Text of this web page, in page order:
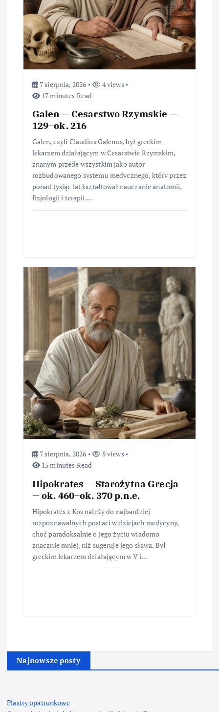
p
s
7 sierpnia, 2026
4 views
17 minutes Read
Galen — Cesarstwo Rzymskie —
129–ok. 216
Galen, czyli Claudius Galenus, był greckim
lekarzem działającym w Cesarstwie Rzymskim,
znanym przede wszystkim jako autor
rozbudowanego systemu medycznego, który przez
ponad tysiąc lat kształtował nauczanie anatomii,
fizjologii i terapii.…
7 sierpnia, 2026
8 views
15 minutes Read
Hipokrates — Starożytna Grecja
— ok. 460–ok. 370 p.n.e.
Hipokrates z Kos należy do najbardziej
rozpoznawalnych postaci w dziejach medycyny,
choć paradoksalnie o jego życiu wiadomo
znacznie mniej, niż sugeruje jego sława. Był
greckim lekarzem działającym w V i…
Najnowsze posty
Plastry opatrunkowe